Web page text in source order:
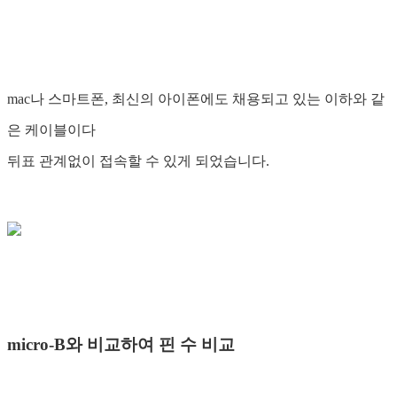
mac나 스마트폰, 최신의 아이폰에도 채용되고 있는 이하와 같
은 케이블이다
뒤표 관계없이 접속할 수 있게 되었습니다.
micro-B와 비교하여 핀 수 비교